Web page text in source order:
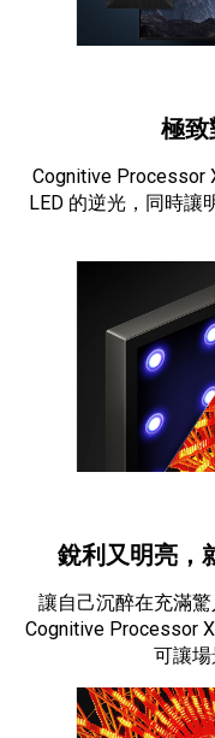
極致
Cognitive Processor
LED 的逆光，同時讓
銳利又明亮，
讓自己沉醉在充滿
Cognitive Processor
可讓場